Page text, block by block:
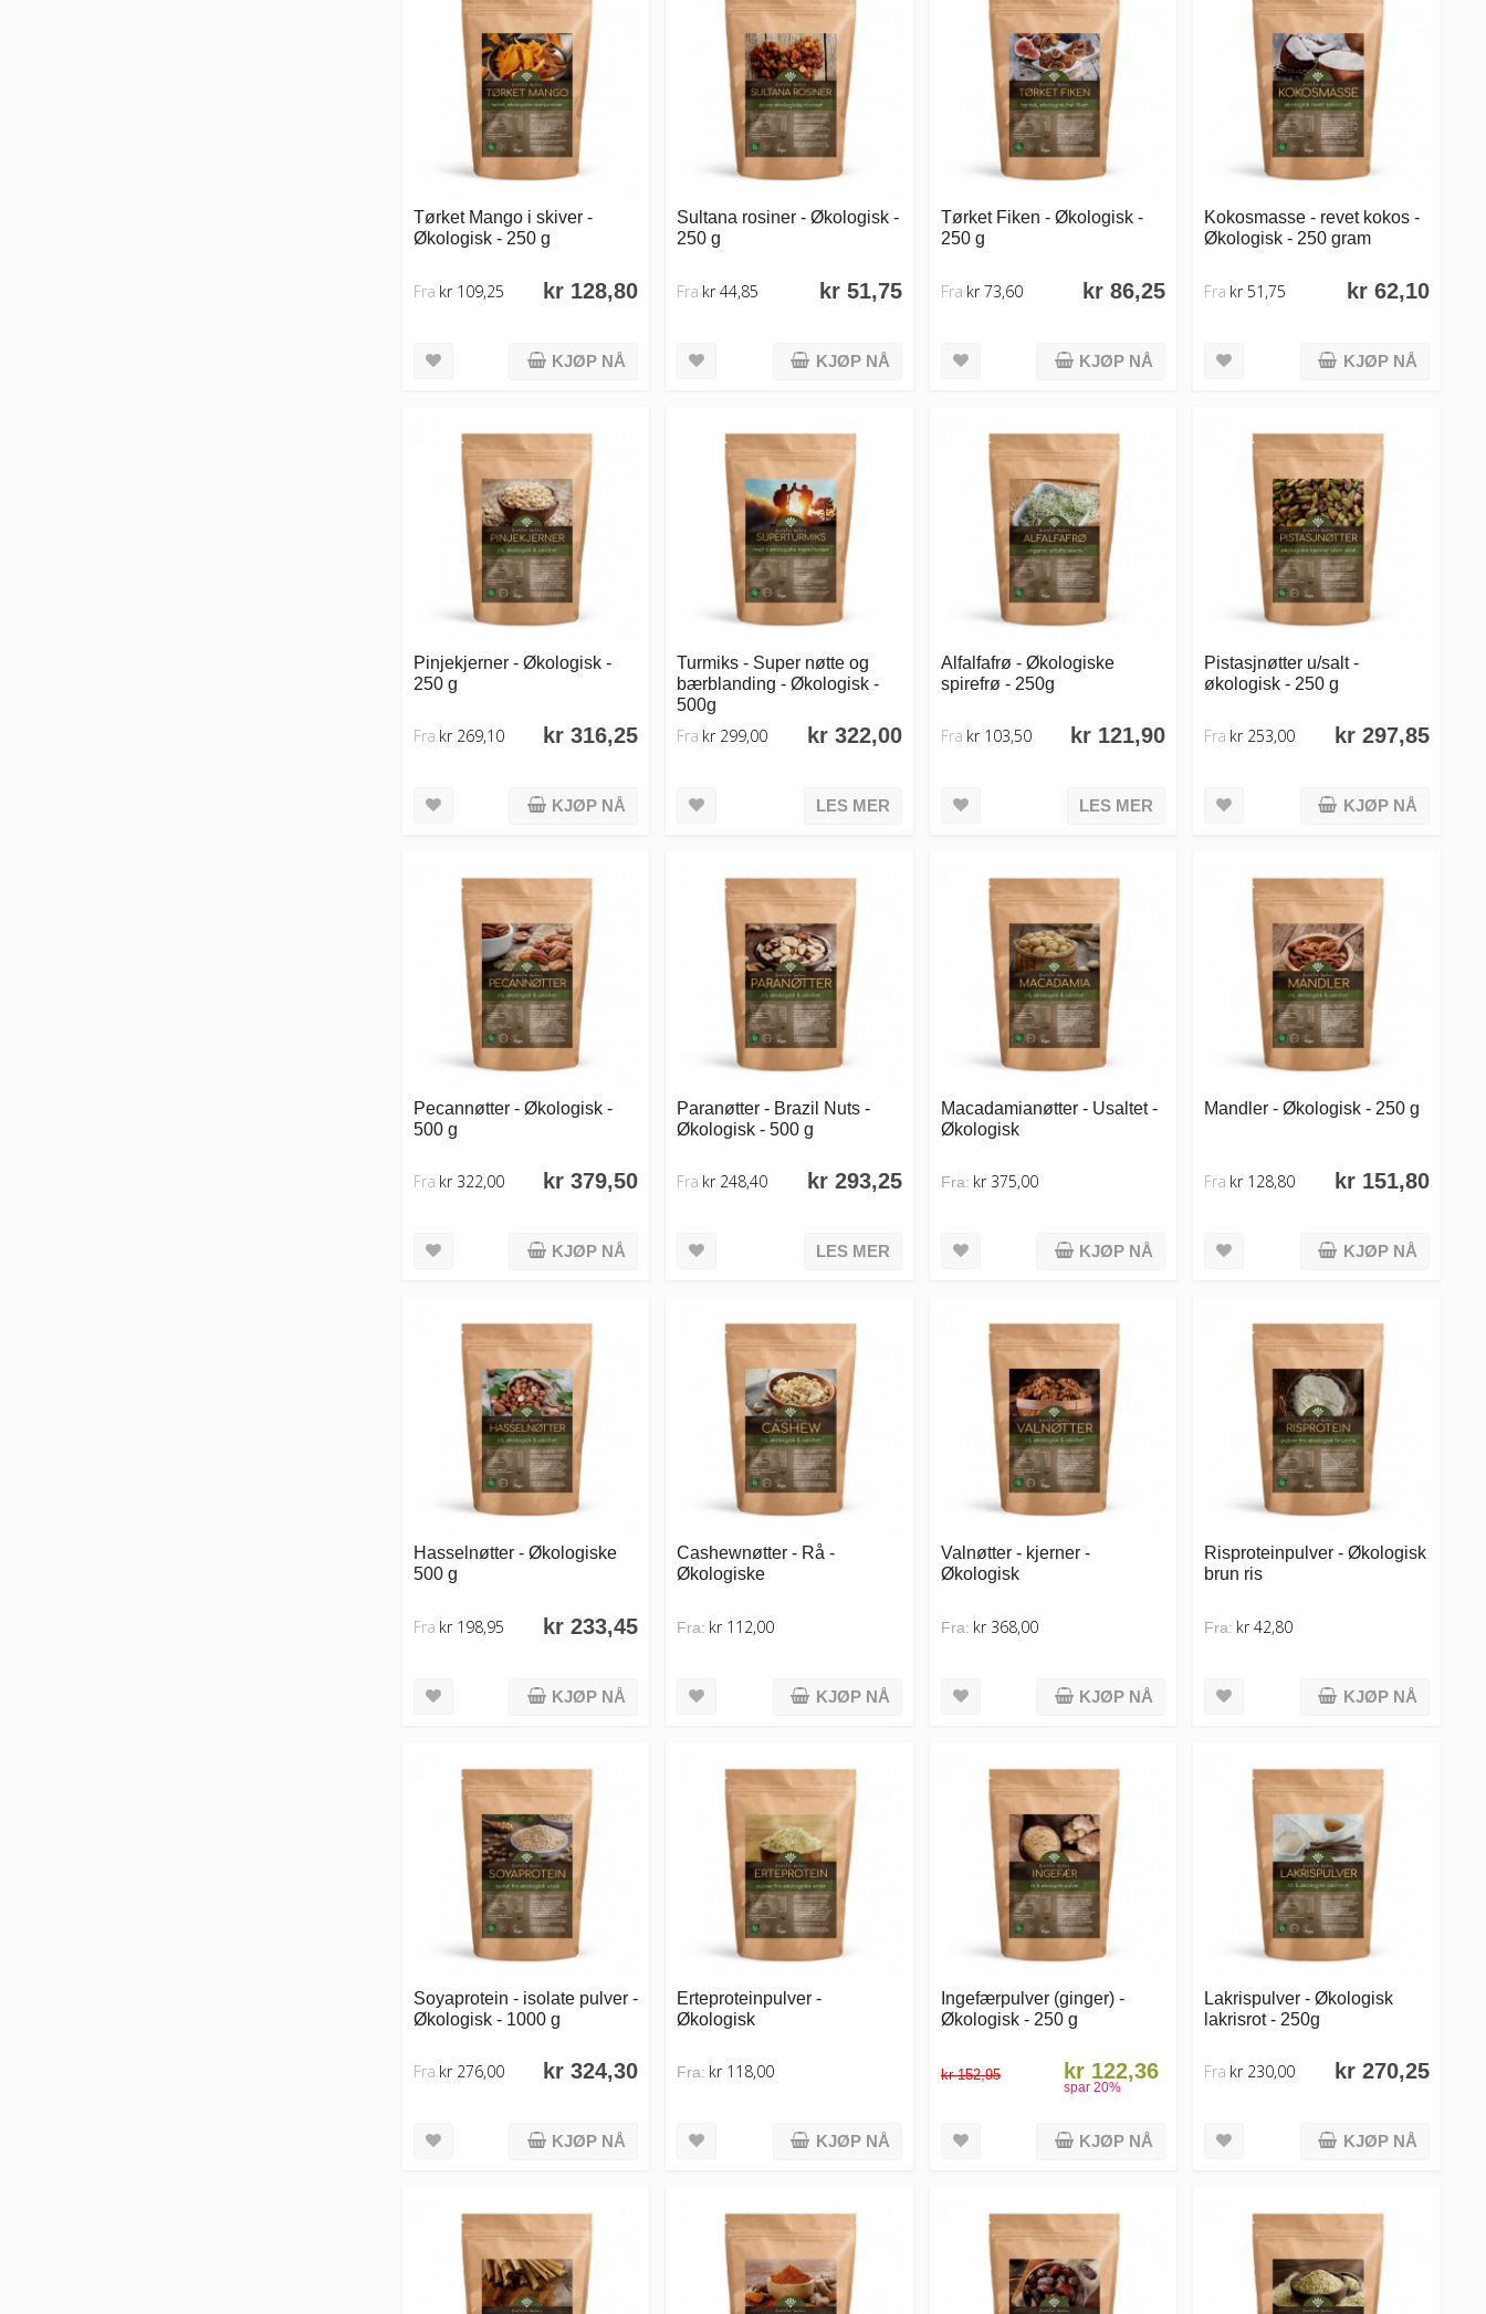
Tørket Mango i skiver -
Økologisk - 250 g
kr 128,80
Fra kr 109,25
KJØP NÅ
Sultana rosiner - Økologisk -
250 g
kr 51,75
Fra kr 44,85
KJØP NÅ
Tørket Fiken - Økologisk -
250 g
kr 86,25
Fra kr 73,60
KJØP NÅ
Kokosmasse - revet kokos -
Økologisk - 250 gram
kr 62,10
Fra kr 51,75
KJØP NÅ
Pinjekjerner - Økologisk -
250 g
kr 316,25
Fra kr 269,10
KJØP NÅ
Turmiks - Super nøtte og
bærblanding - Økologisk -
500g
kr 322,00
Fra kr 299,00
LES MER
Alfalfafrø - Økologiske
spirefrø - 250g
kr 121,90
Fra kr 103,50
LES MER
Pistasjnøtter u/salt -
økologisk - 250 g
kr 297,85
Fra kr 253,00
KJØP NÅ
Pecannøtter - Økologisk -
500 g
kr 379,50
Fra kr 322,00
KJØP NÅ
Paranøtter - Brazil Nuts -
Økologisk - 500 g
kr 293,25
Fra kr 248,40
LES MER
Macadamianøtter - Usaltet -
Økologisk
Fra: kr 375,00
KJØP NÅ
Mandler - Økologisk - 250 g
kr 151,80
Fra kr 128,80
KJØP NÅ
Hasselnøtter - Økologiske
500 g
kr 233,45
Fra kr 198,95
KJØP NÅ
Cashewnøtter - Rå -
Økologiske
Fra: kr 112,00
KJØP NÅ
Valnøtter - kjerner -
Økologisk
Fra: kr 368,00
KJØP NÅ
Risproteinpulver - Økologisk
brun ris
Fra: kr 42,80
KJØP NÅ
Soyaprotein - isolate pulver -
Økologisk - 1000 g
kr 324,30
Fra kr 276,00
KJØP NÅ
Erteproteinpulver -
Økologisk
Fra: kr 118,00
KJØP NÅ
Ingefærpulver (ginger) -
Økologisk - 250 g
kr 152,95 kr 122,36
spar20%
KJØP NÅ
Lakrispulver - Økologisk
lakrisrot - 250g
kr 270,25
Fra kr 230,00
KJØP NÅ